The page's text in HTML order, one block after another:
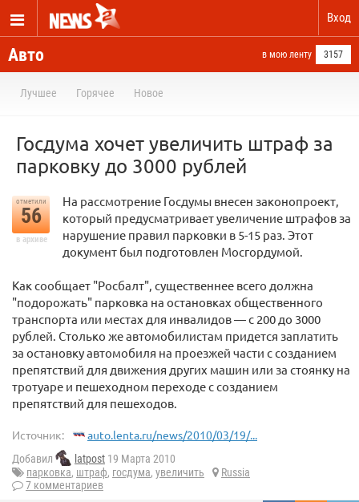
Вход
Авто в мою ленту 3157
Лучшее Горячее Новое
Госдума хочет увеличить штраф за
парковку до 3000 рублей
отметили
56
в архиве
На рассмотрение Госдумы внесен законопроект,
который предусматривает увеличение штрафов за
нарушение правил парковки в 5-15 раз. Этот
документ был подготовлен Мосгордумой.
Как сообщает "Росбалт", существеннее всего должна
"подорожать" парковка на остановках общественного
транспорта или местах для инвалидов — с 200 до 3000
рублей. Столько же автомобилистам придется заплатить
за остановку автомобиля на проезжей части с созданием
препятствий для движения других машин или за стоянку на
тротуаре и пешеходном переходе с созданием
препятствий для пешеходов.
Источник: auto.lenta.ru/news/2010/03/19/...
Добавил latpost 19 Марта 2010
парковка, штраф, госдума, увеличить
Russia
7 комментариев